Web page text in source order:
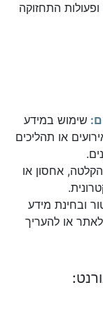
התחזוקה
שימוש במידע
או תהליכים
אחסון או
ובחינת מידע
או להעריך